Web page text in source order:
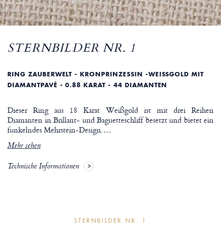
STERNBILDER NR. 1
RING ZAUBERWELT - KRONPRINZESSIN -WEISSGOLD MIT D
IAMANTPAVÉ - 0.88 KARAT - 44 DIAMANTEN
Dieser Ring aus 18 Karat Weißgold ist mit drei Reihen
Diamanten in Brillant- und Baguetteschliff besetzt und bietet ein
funkelndes Mehrstein-Design.…
Mehr sehen
Technische Informationen
STERNBILDER NR. 1